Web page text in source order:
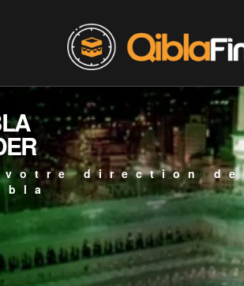
votre direction de